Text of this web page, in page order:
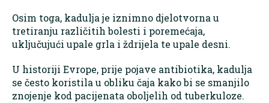
Osim toga, kadulja je iznimno djelotvorna u
tretiranju različitih bolesti i poremećaja,
uključujući upale grla i ždrijela te upale desni.
U historiji Evrope, prije pojave antibiotika, kadulja
se često koristila u obliku čaja kako bi se smanjilo
znojenje kod pacijenata oboljelih od tuberkuloze.